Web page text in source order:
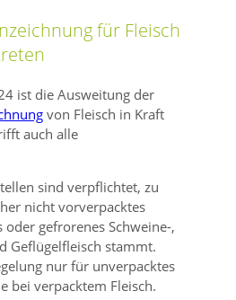
für Fleisch
ist die Ausweitung der
von Fleisch in Kraft
auch alle
sind verpflichtet, zu
nicht vorverpacktes
oder gefrorenes Schweine-,
Geflügelfleisch stammt.
nur für unverpacktes
bei verpacktem Fleisch.